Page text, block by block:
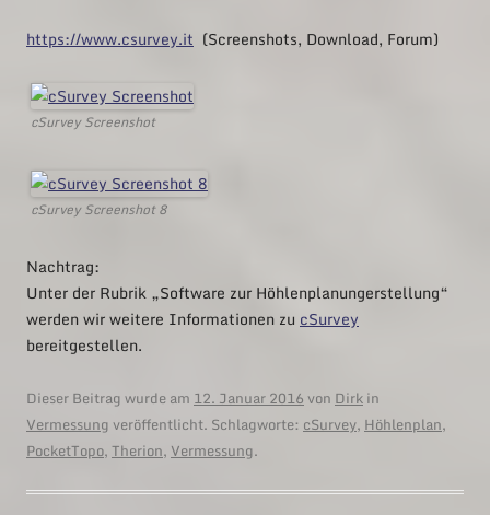
https://www.csurvey.it (Screenshots, Download, Forum)
cSurvey Screenshot
cSurvey Screenshot 8
Nachtrag:
Unter der Rubrik „Software zur Höhlenplanungerstellung“
werden wir weitere Informationen zu cSurvey
bereitgestellen.
Dieser Beitrag wurde am 12. Januar 2016von Dirkin
Vermessungveröffentlicht. Schlagworte: cSurvey, Höhlenplan,
PocketTopo,Therion, Vermessung.